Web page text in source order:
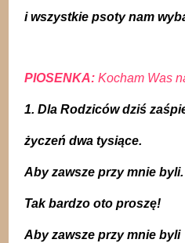
i wszystkie psoty nam
PIOSENKA: Kocham Was
1. Dla Rodziców dziś
życzeń dwa tysiące.
Aby zawsze przy mnie byli.
Tak bardzo oto proszę!
Aby zawsze przy mnie byli